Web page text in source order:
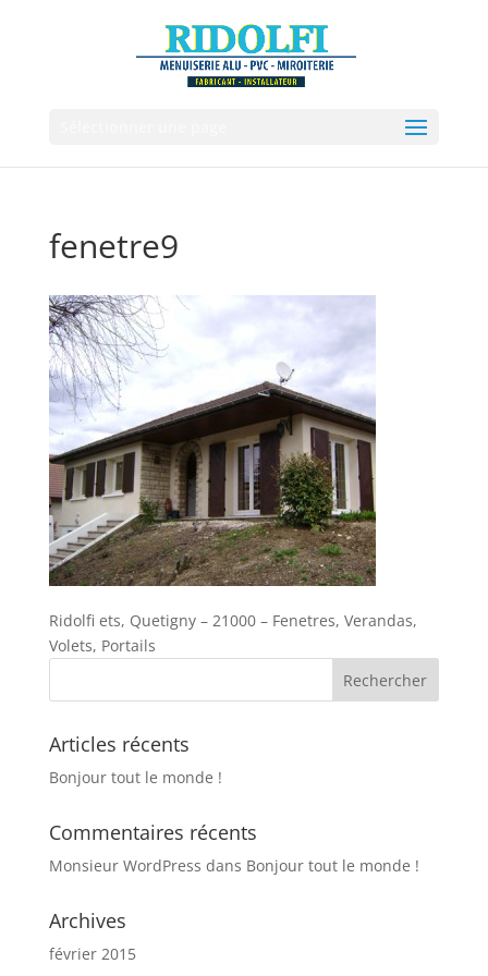
fenetre9
Ridolfi ets, Quetigny – 21000 – Fenetres, Verandas,
Volets, Portails
Articles récents
Bonjour tout le monde !
Commentaires récents
Monsieur WordPress dans Bonjour tout le monde !
Archives
février 2015